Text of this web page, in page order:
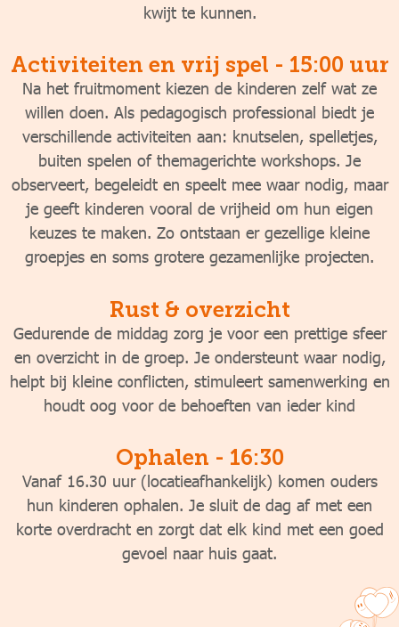
kwijt te kunnen.
Activiteiten en vrij spel - 15:00 uur
Na het fruitmoment kiezen de kinderen zelf wat ze
willen doen. Als pedagogisch professional biedt je
verschillende activiteiten aan: knutselen, spelletjes,
buiten spelen of themagerichte workshops. Je
observeert, begeleidt en speelt mee waar nodig, maar
je geeft kinderen vooral de vrijheid om hun eigen
keuzes te maken. Zo ontstaan er gezellige kleine
groepjes en soms grotere gezamenlijke projecten.
Rust & overzicht
Gedurende de middag zorg je voor een prettige sfeer
en overzicht in de groep. Je ondersteunt waar nodig,
helpt bij kleine conflicten, stimuleert samenwerking en
houdt oog voor de behoeften van ieder kind
Ophalen - 16:30
Vanaf 16.30 uur (locatieafhankelijk) komen ouders
hun kinderen ophalen. Je sluit de dag af met een
korte overdracht en zorgt dat elk kind met een goed
gevoel naar huis gaat.